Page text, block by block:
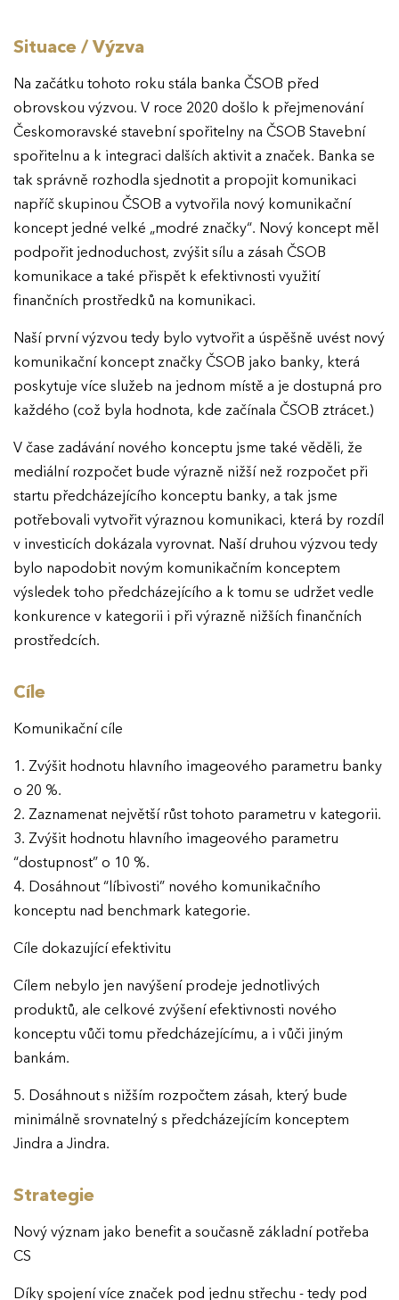
Situace / Výzva
Na začátku tohoto roku stála banka ČSOB před
obrovskou výzvou. V roce 2020 došlo k přejmenování
Českomoravské stavební spořitelny na ČSOB Stavební
spořitelnu a k integraci dalších aktivit a značek. Banka se
tak správně rozhodla sjednotit a propojit komunikaci
napříč skupinou ČSOB a vytvořila nový komunikační
koncept jedné velké „modré značky“. Nový koncept měl
podpořit jednoduchost, zvýšit sílu a zásah ČSOB
komunikace a také přispět k efektivnosti využití
finančních prostředků na komunikaci.
Naší první výzvou tedy bylo vytvořit a úspěšně uvést nový
komunikační koncept značky ČSOB jako banky, která
poskytuje více služeb na jednom místě a je dostupná pro
každého (což byla hodnota, kde začínala ČSOB ztrácet.)
V čase zadávání nového konceptu jsme také věděli, že
mediální rozpočet bude výrazně nižší než rozpočet při
startu předcházejícího konceptu banky, a tak jsme
potřebovali vytvořit výraznou komunikaci, která by rozdíl
v investicích dokázala vyrovnat. Naší druhou výzvou tedy
bylo napodobit novým komunikačním konceptem
výsledek toho předcházejícího a k tomu se udržet vedle
konkurence v kategorii i při výrazně nižších finančních
prostředcích.
Cíle
Komunikační cíle
1. Zvýšit hodnotu hlavního imageového parametru banky
o 20 %.
2. Zaznamenat největší růst tohoto parametru v kategorii.
3. Zvýšit hodnotu hlavního imageového parametru
“dostupnost” o 10 %.
4. Dosáhnout “líbivosti” nového komunikačního
konceptu nad benchmark kategorie.
Cíle dokazující efektivitu
Cílem nebylo jen navýšení prodeje jednotlivých
produktů, ale celkové zvýšení efektivnosti nového
konceptu vůči tomu předcházejícímu, a i vůči jiným
bankám.
5. Dosáhnout s nižším rozpočtem zásah, který bude
minimálně srovnatelný s předcházejícím konceptem
Jindra a Jindra.
Strategie
Nový význam jako benefit a současně základní potřeba
CS
Díky spojení více značek pod jednu střechu - tedy pod